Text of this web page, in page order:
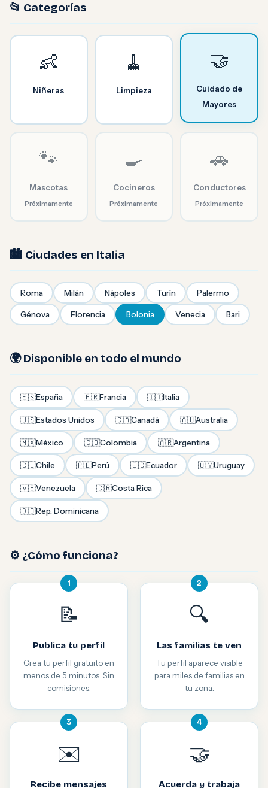
📂 Categorías
👶
Niñeras
🧹
Limpieza
🤝
Cuidado de
Mayores
🐾
Mascotas
Próximamente
🍳
Cocineros
Próximamente
🚗
Conductores
Próximamente
🏙️ Ciudades en Italia
Roma Milán Nápoles Turín Palermo
Génova Florencia Bolonia Venecia Bari
🌍 Disponible en todo el mundo
🇪🇸España 🇫🇷Francia 🇮🇹Italia
🇺🇸Estados Unidos 🇨🇦Canadá 🇦🇺Australia
🇲🇽México 🇨🇴Colombia 🇦🇷Argentina
🇨🇱Chile 🇵🇪Perú 🇪🇨Ecuador 🇺🇾Uruguay
🇻🇪Venezuela 🇨🇷Costa Rica
🇩🇴Rep. Dominicana
⚙️ ¿Cómo funciona?
1
📝
Publica tu perfil
Crea tu perfil gratuito en
menos de 5 minutos. Sin
comisiones.
2
🔍
Las familias te ven
Tu perfil aparece visible
para miles de familias en
tu zona.
3
✉️
Recibe mensajes
4
🤝
Acuerda y trabaja